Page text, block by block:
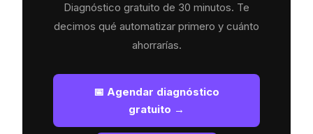
Diagnóstico gratuito de 30 minutos. Te
decimos qué automatizar primero y cuánto
ahorrarías.
📅 Agendar diagnóstico
gratuito →